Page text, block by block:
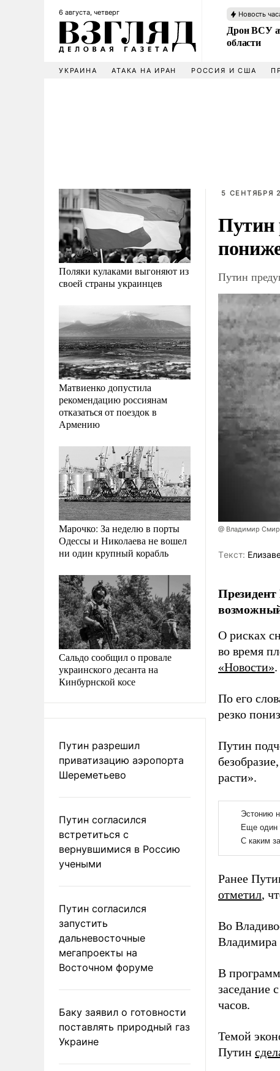
6 августа, четверг Новость
Дрон ВСУ
области
УКРАИНА АТАКА НА ИРАН РОССИЯ И США
Поляки кулаками выгоняют из
своей страны украинцев
Матвиенко допустила
рекомендацию россиянам
отказаться от поездок в
Армению
Марочко: За неделю в порты
Одессы и Николаева не вошел
ни один крупный корабль
Сальдо сообщил о провале
украинского десанта на
Кинбурнской косе
Путин разрешил
приватизацию аэропорта
Шереметьево
Путин согласился
встретиться с
вернувшимися в Россию
учеными
Путин согласился
запустить
дальневосточные
мегапроекты на
Восточном форуме
Баку заявил о готовности
поставлять природный газ
Украине
5 СЕНТЯБРЯ
Путин
Путин
@ Владимир
Tекст:
О рисках
во время
«Новости».
По его
резко
Путин
расти».
Ранее
отметил,
Во
Владимира
В
заседание
часов.
Темой
Путин